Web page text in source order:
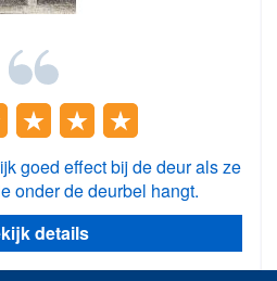
goed effect bij de deur als ze
onder de deurbel hangt.
details